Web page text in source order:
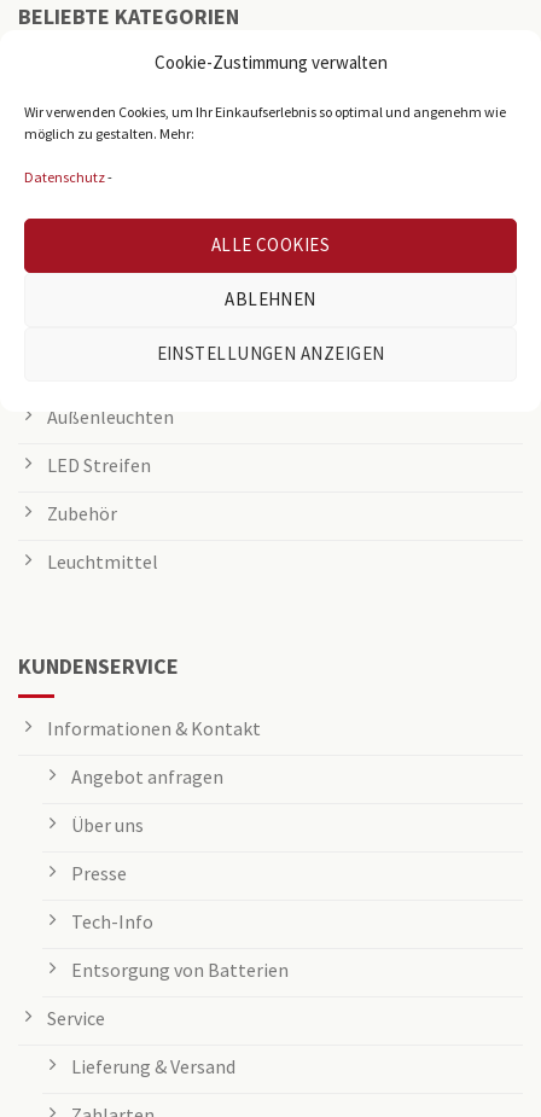
Cookie-Zustimmung verwalten
Wir verwenden Cookies, um Ihr Einkaufserlebnis so optimal und angenehm wie
möglich zu gestalten. Mehr:
Datenschutz-
ALLE COOKIES
ABLEHNEN
EINSTELLUNGEN ANZEIGEN
BELIEBTE KATEGORIEN
LED Panel
Rasterleuchten
Downlights
Deckenleuchten
Grow Lampen
Außenleuchten
LED Streifen
Zubehör
Leuchtmittel
KUNDENSERVICE
Informationen & Kontakt
Angebot anfragen
Über uns
Presse
Tech-Info
Entsorgung von Batterien
Service
Lieferung & Versand